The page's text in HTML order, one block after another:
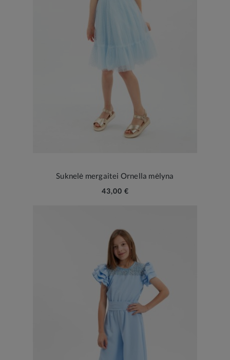
Suknelė mergaitei Ornella mėlyna
43,00 €